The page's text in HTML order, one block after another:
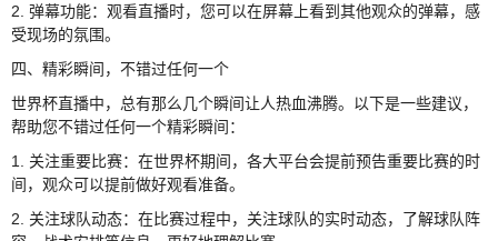
2. 弹幕功能：观看直播时，您可以在屏幕上看到其他观众的弹幕，感
受现场的氛围。
四、精彩瞬间，不错过任何一个
世界杯直播中，总有那么几个瞬间让人热血沸腾。以下是一些建议，
帮助您不错过任何一个精彩瞬间：
1. 关注重要比赛：在世界杯期间，各大平台会提前预告重要比赛的时
间，观众可以提前做好观看准备。
2. 关注球队动态：在比赛过程中，关注球队的实时动态，了解球队阵